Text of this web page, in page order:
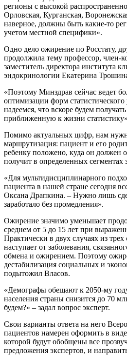
регионы с высокой
Орловская, Курганская,
наверное, должны быть какие-то
учетом местной специфики».
Одно дело ожирение по Росстату,
продолжила тему профессор, член-
заместитель директора института
эндокринологии Екатерина
«Поэтому Минздрав сейчас ведет
оптимизации форм
надеемся, что вскоре будем
приближенную к жизни
Помимо актуальных цифр, нам
маршрутизация: пациент и его
ребенку положено, куда он должен
получит в определенных сегментах
«Для мультидисциплинарного
пациента в нашей стране сегодня
Оксана Драпкина. – Нужно лишь
заработало без промедления».
Ожирение значимо уменьшает
среднем от 5 до 15 лет при
Практически в двух случаях из трех
наступает от заболевания,
обмена и ожирением. Поэтому
дестабилизация социальных и
подытожил Власов.
«Демографы обещают к 2050-му
населения страны снизится до 70
будем?» – задал вопрос эксперт.
Свои варианты ответа на него
пациентов намерен оформить в
которой будут обобщены все
предложения экспертов, и